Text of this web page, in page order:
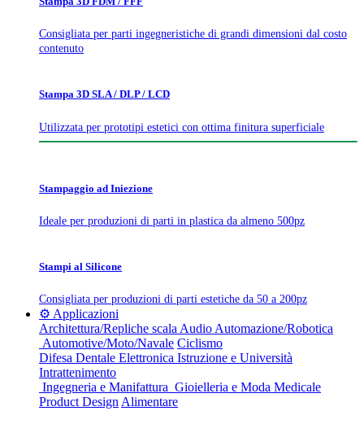
Consigliata per parti ingegneristiche di grandi dimensioni dal costo
contenuto
Stampa 3D SLA / DLP / LCD
Utilizzata per prototipi estetici con ottima finitura superficiale
Stampaggio ad Iniezione
Ideale per produzioni di parti in plastica da almeno 500pz
Stampi al Silicone
Consigliata per produzioni di parti estetiche da 50 a 200pz
⚙️ Applicazioni
Architettura/Repliche scala Audio Automazione/Robotica
Automotive/Moto/Navale Ciclismo
Difesa Dentale Elettronica Istruzione e Università
Intrattenimento
Ingegneria e Manifattura Gioielleria e Moda Medicale
Product Design Alimentare